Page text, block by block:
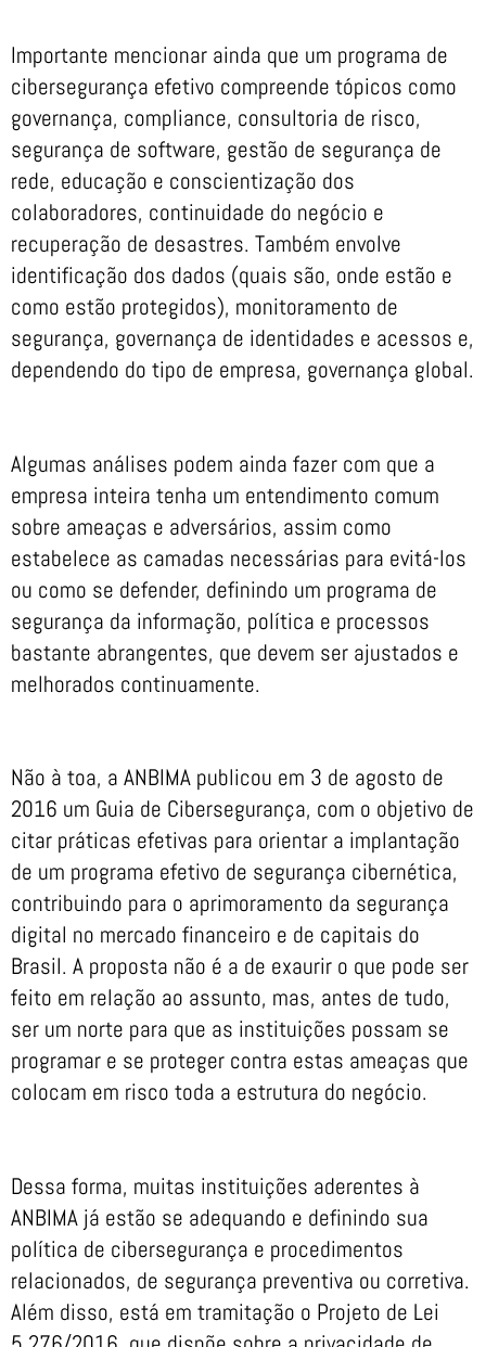
Importante mencionar ainda que um programa de
cibersegurança efetivo compreende tópicos como
governança, compliance, consultoria de risco,
segurança de software, gestão de segurança de
rede, educação e conscientização dos
colaboradores, continuidade do negócio e
recuperação de desastres. Também envolve
identificação dos dados (quais são, onde estão e
como estão protegidos), monitoramento de
segurança, governança de identidades e acessos e,
dependendo do tipo de empresa, governança global.
Algumas análises podem ainda fazer com que a
empresa inteira tenha um entendimento comum
sobre ameaças e adversários, assim como
estabelece as camadas necessárias para evitá-los
ou como se defender, definindo um programa de
segurança da informação, política e processos
bastante abrangentes, que devem ser ajustados e
melhorados continuamente.
Não à toa, a ANBIMA publicou em 3 de agosto de
2016 um Guia de Cibersegurança, com o objetivo de
citar práticas efetivas para orientar a implantação
de um programa efetivo de segurança cibernética,
contribuindo para o aprimoramento da segurança
digital no mercado financeiro e de capitais do
Brasil. A proposta não é a de exaurir o que pode ser
feito em relação ao assunto, mas, antes de tudo,
ser um norte para que as instituições possam se
programar e se proteger contra estas ameaças que
colocam em risco toda a estrutura do negócio.
Dessa forma, muitas instituições aderentes à
ANBIMA já estão se adequando e definindo sua
política de cibersegurança e procedimentos
relacionados, de segurança preventiva ou corretiva.
Além disso, está em tramitação o Projeto de Lei